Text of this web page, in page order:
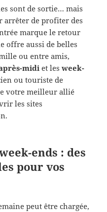
sont de sortie… mais
arrêter de profiter des
marque le retour
offre aussi de belles
ou entre amis,
midi et lesweek-
ou touriste de
votre meilleur allié
les sites
ends : des
pour vos
peut être chargée,